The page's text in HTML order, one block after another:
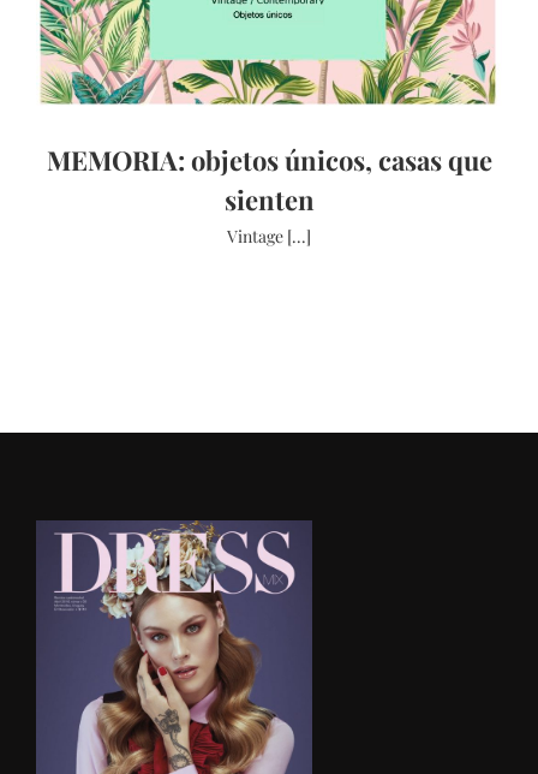
MEMORIA: objetos únicos, casas que
sienten
Vintage [...]